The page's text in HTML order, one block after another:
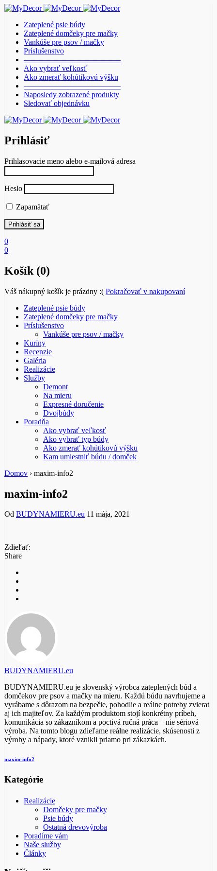
Zateplené psie búdy
Zateplené domčeky pre mačky
Vankúše pre psov / mačky
Príslušenstvo
————————————–
Ako vybrať veľkosť
Ako zmerať kohútikovú výšku
————————————–
Naposledy zobrazené produkty
Sledovať objednávku
Prihlásiť
Prihlasovacie meno alebo e-mailová adresa
Heslo
Zapamätať
0
0
Košík (0)
Váš nákupný košík je prázdny :( Pokračovať v nakupovaní
Zateplené psie búdy
Zateplené domčeky pre mačky
Príslušenstvo
Vankúše pre psov / mačky
Kuríny
Recenzie
Galéria
Realizácie
Služby
Demont
Na mieru
Expresné doručenie
Dvojbúdy
Poradňa
Ako vybrať veľkosť
Ako vybrať typ búdy
Ako zmerať kohútikovú výšku
Kam umiestniť búdu / domček
Domov › maxim-info2
maxim-info2
Od BUDYNAMIERU.eu 11 mája, 2021
Zdieľať:
Share
BUDYNAMIERU.eu
BUDYNAMIERU.eu je slovenský výrobca zateplených búd a
domčekov pre psov a mačky na mieru. Každú búdu navrhujeme a
vyrábame s dôrazom na bezpečie, pohodlie a reálne potreby zvierat
aj ich majiteľov. Za každým produktom stojí konkrétny príbeh,
komunikácia so zákazníkom a poctivá ručná práca – nie sériová
výroba. Na tomto blogu zdieľame reálne realizácie, skúsenosti z
výroby a nápady, ktoré vznikli priamo pri zákazkách.
maxim-info2
Kategórie
Realizácie
Domčeky pre mačky
Psie búdy
Ostatná drevovýroba
Poradíme vám
Naše služby
Články